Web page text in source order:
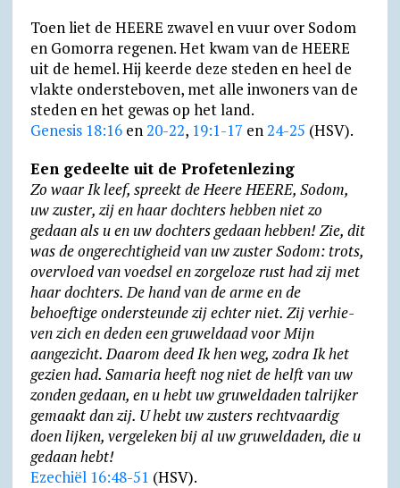
Toen liet de HEERE zwavel en vuur over Sodom
en Gomorra regenen. Het kwam van de HEERE
uit de hemel. Hij keerde deze steden en heel de
vlakte onder­ste­boven, met alle inwoners van de
steden en het gewas op het land.
Genesis 18:16en20-22, 19:1-17 en24-25 (HSV).
Een gedeelte uit de Profetenlezing
Zo waar Ik leef, spreekt de Heere HEERE, Sodom,
uw zuster, zij en haar dochters hebben niet zo
gedaan als u en uw dochters gedaan hebben! Zie, dit
was de onge­rech­tig­heid van uw zuster Sodom: trots,
over­vloed van voedsel en zorge­loze rust had zij met
haar dochters. De hand van de arme en de
behoeftige onder­steunde zij echter niet. Zij verhie­
ven zich en deden een gruwel­daad voor Mijn
aangezicht. Daarom deed Ik hen weg, zodra Ik het
gezien had. Samaria heeft nog niet de helft van uw
zonden gedaan, en u hebt uw gruweldaden talrijker
gemaakt dan zij. U hebt uw zusters rechtvaardig
doen lijken, vergeleken bij al uw gruweldaden, die u
gedaan hebt!
Ezechiël 16:48-51 (HSV).